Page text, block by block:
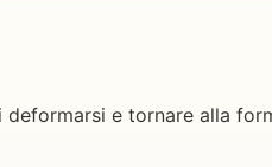
e tornare alla